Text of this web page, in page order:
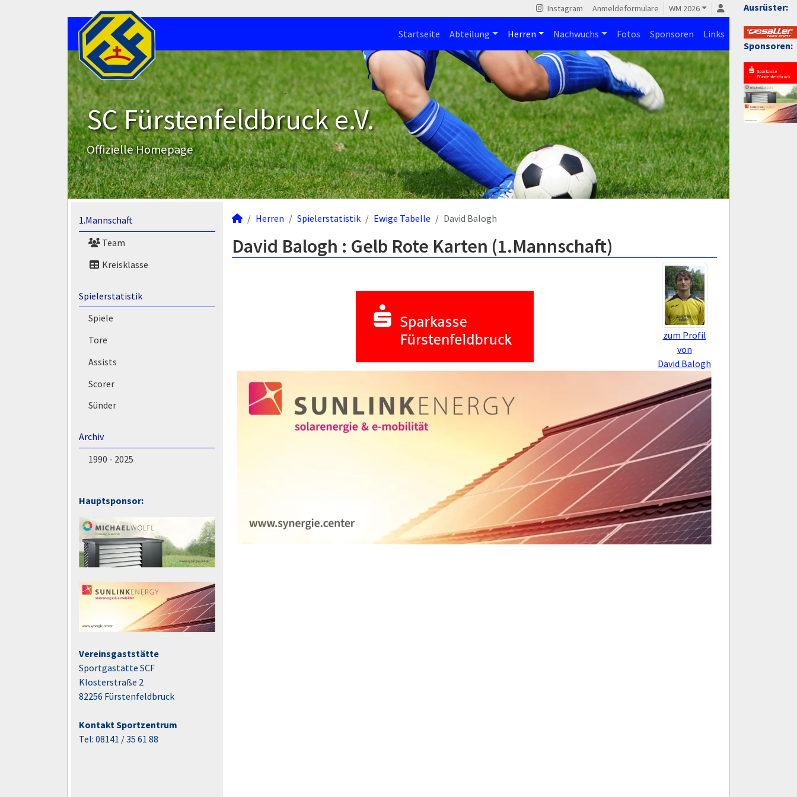
Ausrüster:
Sponsoren:
Instagram Anmeldeformulare WM 2026
Startseite Abteilung Herren Nachwuchs Fotos Sponsoren Links
SC Fürstenfeldbruck e.V.
Offizielle Homepage
1.Mannschaft
Team
Kreisklasse
Spielerstatistik
Spiele
Tore
Assists
Scorer
Sünder
Archiv
1990 - 2025
Hauptsponsor:
Vereinsgaststätte
Sportgastätte SCF
Klosterstraße 2
82256 Fürstenfeldbruck
Kontakt Sportzentrum
Tel: 08141 / 35 61 88
Herren Spielerstatistik Ewige Tabelle David Balogh
David Balogh : Gelb Rote Karten (1.Mannschaft)
zum Profil
von
David Balogh